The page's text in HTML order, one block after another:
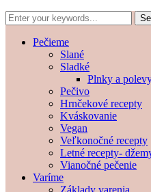
Pečieme
Slané
Sladké
Plnky a
Pečivo
Hrnčekové recepty
Kváskovanie
Vegan
Veľkonočné recepty
Letné recepty-
Vianočné pečenie
Varíme
Základy varenia